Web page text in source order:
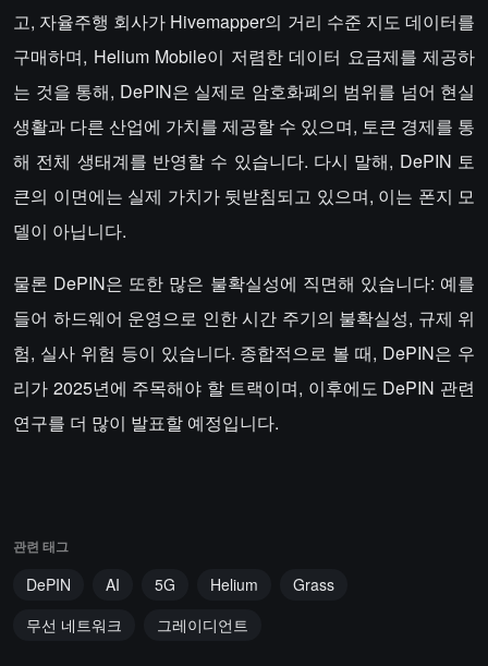
고, 자율주행 회사가 Hivemapper의 거리 수준 지도 데이터를
구매하며, Helium Mobile이 저렴한 데이터 요금제를 제공하
는 것을 통해, DePIN은 실제로 암호화폐의 범위를 넘어 현실
생활과 다른 산업에 가치를 제공할 수 있으며, 토큰 경제를 통
해 전체 생태계를 반영할 수 있습니다. 다시 말해, DePIN 토
큰의 이면에는 실제 가치가 뒷받침되고 있으며, 이는 폰지 모
델이 아닙니다.
물론 DePIN은 또한 많은 불확실성에 직면해 있습니다: 예를
들어 하드웨어 운영으로 인한 시간 주기의 불확실성, 규제 위
험, 실사 위험 등이 있습니다. 종합적으로 볼 때, DePIN은 우
리가 2025년에 주목해야 할 트랙이며, 이후에도 DePIN 관련
연구를 더 많이 발표할 예정입니다.
관련 태그
DePIN AI 5G Helium
Grass
무선 네트워크
그레이디언트